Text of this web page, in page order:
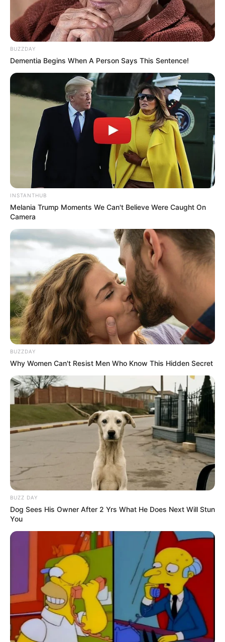
BUZZDAY
Dementia Begins When A Person Says This Sentence!
INSTANTHUB
Melania Trump Moments We Can't Believe Were Caught On
Camera
BUZZDAY
Why Women Can't Resist Men Who Know This Hidden Secret
BUZZ DAY
Dog Sees His Owner After 2 Yrs What He Does Next Will Stun
You